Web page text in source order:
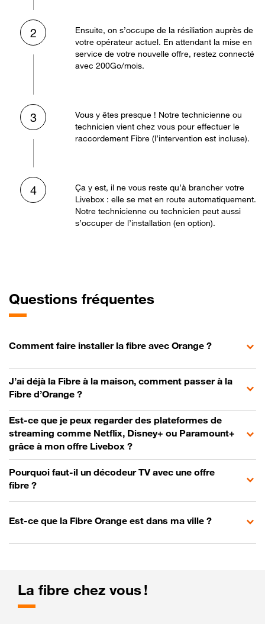
2
Ensuite, on s’occupe de la résiliation auprès de
votre opérateur actuel. En attendant la mise en
service de votre nouvelle offre, restez connecté
avec 200Go/mois.
3
Vous y êtes presque ! Notre technicienne ou
technicien vient chez vous pour effectuer le
raccordement Fibre (l’intervention est incluse).
4
Ça y est, il ne vous reste qu’à brancher votre
Livebox : elle se met en route automatiquement.
Notre technicienne ou technicien peut aussi
s’occuper de l’installation (en option).
Questions fréquentes
Comment faire installer la fibre avec Orange ?
J’ai déjà la Fibre à la maison, comment passer à la
Fibre d’Orange ?
Est-ce que je peux regarder des plateformes de
streaming comme Netflix, Disney+ ou Paramount+
grâce à mon offre Livebox ?
Pourquoi faut-il un décodeur TV avec une offre
fibre ?
Est-ce que la Fibre Orange est dans ma ville ?
La fibre chez vous !